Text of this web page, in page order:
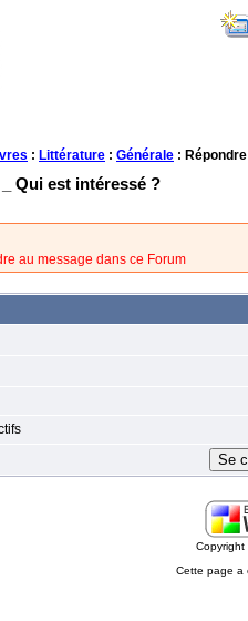
: Littérature : Générale : Répondre
Qui est intéressé ?
au message dans ce Forum
Cette page a